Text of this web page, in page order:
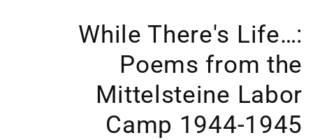
While There's Life…:
Poems from the
Mittelsteine Labor
Camp 1944-1945